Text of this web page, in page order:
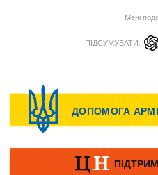
Мені
ПІДСУМУВАТИ: